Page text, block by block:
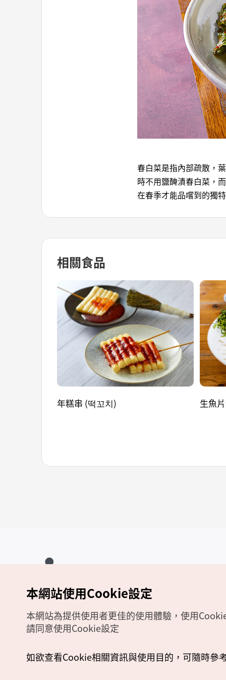
春白菜是指內部疏散，
時不用鹽醃漬春白菜，
在春季才能品嚐到的獨
相關食品
年糕串 (떡꼬치) 生魚
Copyrights (c) 韓國觀光公社版權所有
如有相關疑問或建議，歡迎來信至官方信箱
本網站使用Cookie設定
本網站為提供使用者更佳的使用體驗，使用
請同意使用Cookie設定
如欲查看Cookie相關資訊與使用目的，可隨時參